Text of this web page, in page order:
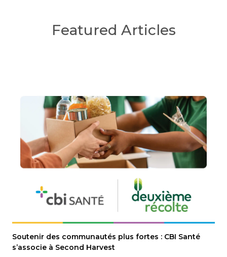
Featured Articles
Soutenir des communautés plus fortes : CBI Santé
s’associe à Second Harvest